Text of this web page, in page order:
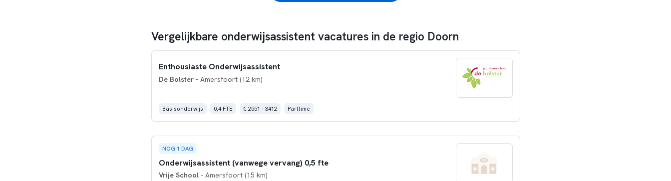
Vergelijkbare onderwijsassistent vacatures in de regio Doorn
Enthousiaste Onderwijsassistent
De Bolster- Amersfoort (12 km)
Basisonderwijs 0,4 FTE € 2551 - 3412 Parttime
NOG 1 DAG
Onderwijsassistent (vanwege vervang) 0,5 fte
Vrije School- Amersfoort (15 km)